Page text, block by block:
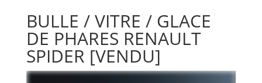
BULLE / VITRE / GLACE
DE PHARES RENAULT
SPIDER [VENDU]